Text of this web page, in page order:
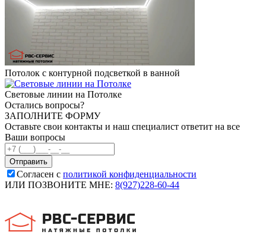
Потолок с контурной подсветкой в ванной
Световые линии на Потолке
Остались вопросы?
ЗАПОЛНИТЕ ФОРМУ
Оставьте свои контакты и наш специалист ответит на все
Ваши вопросы
Согласен с политикой конфиденциальности
ИЛИ ПОЗВОНИТЕ МНЕ: 8(927)228-60-44